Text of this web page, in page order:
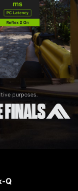
purposes.
Q